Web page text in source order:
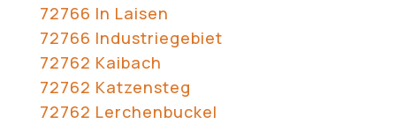
72766 In Laisen
72766 Industriegebiet
72762 Kaibach
72762 Katzensteg
72762 Lerchenbuckel